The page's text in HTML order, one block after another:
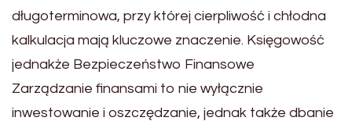
długoterminowa, przy której cierpliwość i chłodna
kalkulacja mają kluczowe znaczenie. Księgowość
jednakże Bezpieczeństwo Finansowe
Zarządzanie finansami to nie wyłącznie
inwestowanie i oszczędzanie, jednak także dbanie